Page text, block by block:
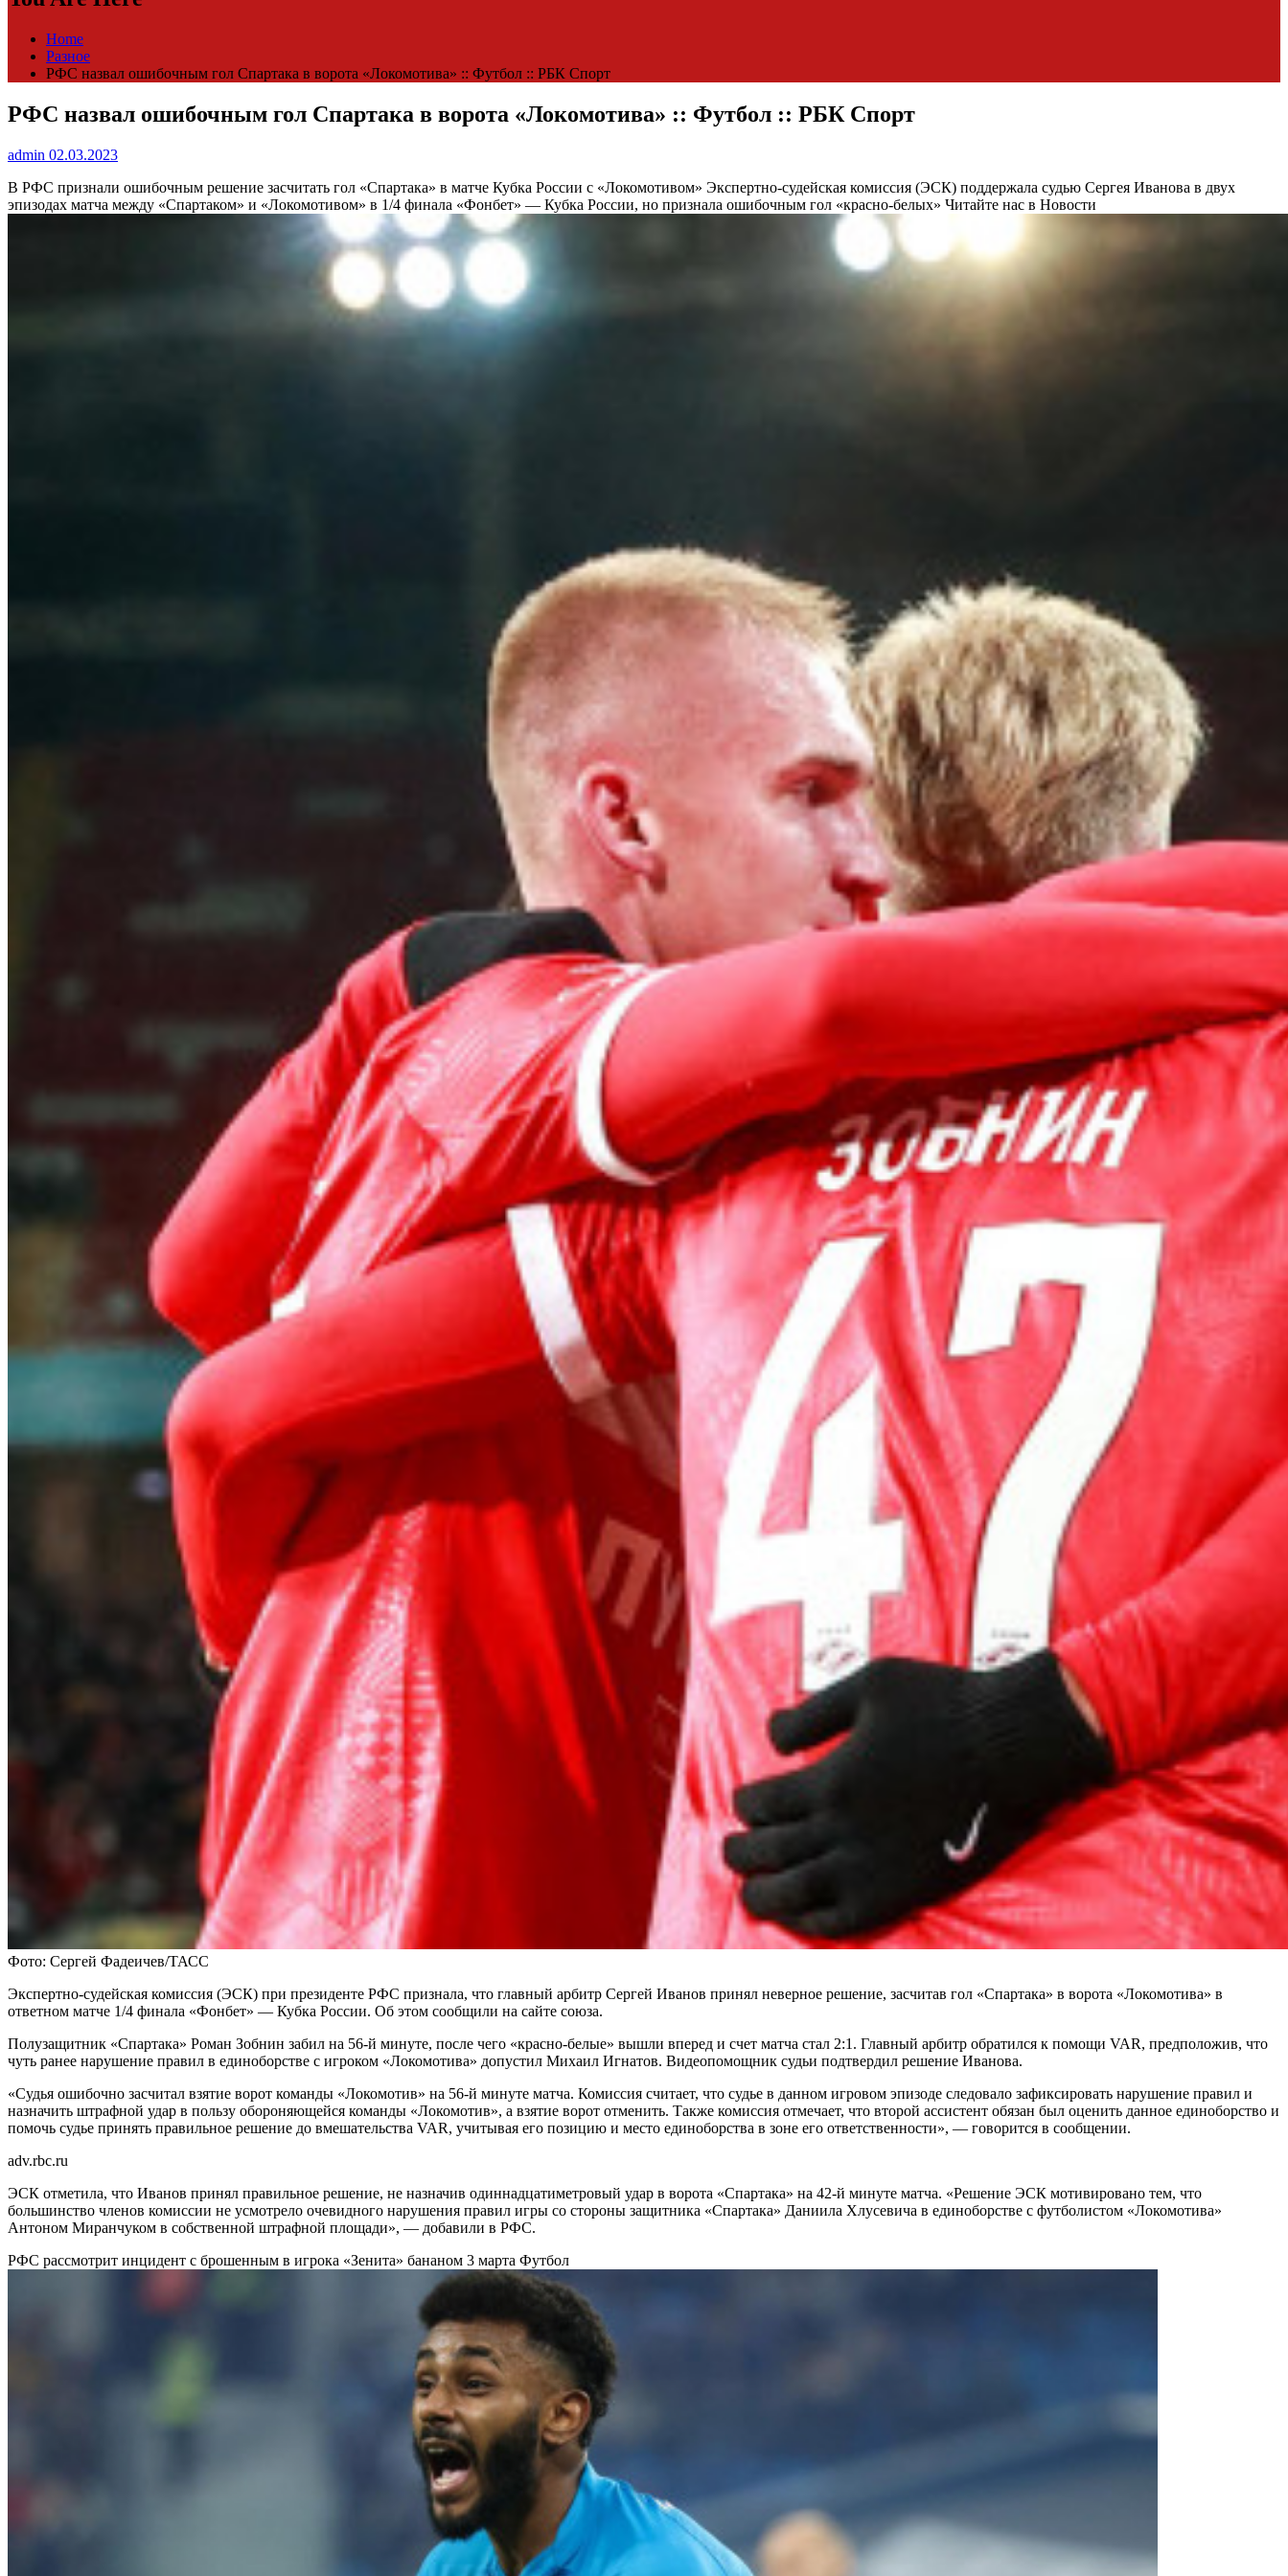
Home
Разное
РФС назвал ошибочным гол Спартака в ворота «Локомотива» :: Футбол :: РБК Спорт
РФС назвал ошибочным гол Спартака в ворота «Локомотива» :: Футбол :: РБК Спорт
admin 02.03.2023
В РФС признали ошибочным решение засчитать гол «Спартака» в матче Кубка России с «Локомотивом» Экспертно-судейская комиссия (ЭСК) поддержала судью Сергея Иванова в двух
эпизодах матча между «Спартаком» и «Локомотивом» в 1/4 финала «Фонбет» — Кубка России, но признала ошибочным гол «красно-белых» Читайте нас в Новости
Фото: Сергей Фадеичев/ТАСС
Экспертно-судейская комиссия (ЭСК) при президенте РФС признала, что главный арбитр Сергей Иванов принял неверное решение, засчитав гол «Спартака» в ворота «Локомотива» в
ответном матче 1/4 финала «Фонбет» — Кубка России. Об этом сообщили на сайте союза.
Полузащитник «Спартака» Роман Зобнин забил на 56-й минуте, после чего «красно-белые» вышли вперед и счет матча стал 2:1. Главный арбитр обратился к помощи VAR, предположив, что
чуть ранее нарушение правил в единоборстве с игроком «Локомотива» допустил Михаил Игнатов. Видеопомощник судьи подтвердил решение Иванова.
«Судья ошибочно засчитал взятие ворот команды «Локомотив» на 56-й минуте матча. Комиссия считает, что судье в данном игровом эпизоде следовало зафиксировать нарушение правил и
назначить штрафной удар в пользу обороняющейся команды «Локомотив», а взятие ворот отменить. Также комиссия отмечает, что второй ассистент обязан был оценить данное единоборство и
помочь судье принять правильное решение до вмешательства VAR, учитывая его позицию и место единоборства в зоне его ответственности», — говорится в сообщении.
adv.rbc.ru
ЭСК отметила, что Иванов принял правильное решение, не назначив одиннадцатиметровый удар в ворота «Спартака» на 42-й минуте матча. «Решение ЭСК мотивировано тем, что
большинство членов комиссии не усмотрело очевидного нарушения правил игры со стороны защитника «Спартака» Даниила Хлусевича в единоборстве с футболистом «Локомотива»
Антоном Миранчуком в собственной штрафной площади», — добавили в РФС.
РФС рассмотрит инцидент с брошенным в игрока «Зенита» бананом 3 марта Футбол